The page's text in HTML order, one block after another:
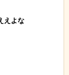
えよな